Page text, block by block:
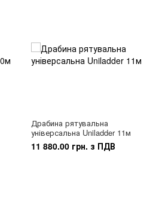
Драбина рятувальна
універсальна Uniladder 11м
11 880.00 грн. з ПДВ